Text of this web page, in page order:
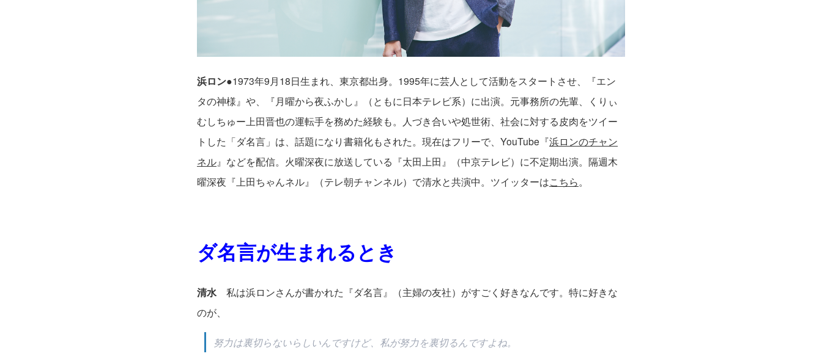
浜ロン●1973年9月18日生まれ、東京都出身。1995年に芸人として活動をスタートさせ、『エン
タの神様』や、『月曜から夜ふかし』（ともに日本テレビ系）に出演。元事務所の先輩、くりぃ
むしちゅー上田晋也の運転手を務めた経験も。人づき合いや処世術、社会に対する皮肉をツイー
トした「ダ名言」は、話題になり書籍化もされた。現在はフリーで、YouTube『浜ロンのチャン
ネル』などを配信。火曜深夜に放送している『太田上田』（中京テレビ）に不定期出演。隔週木
曜深夜『上田ちゃんネル』（テレ朝チャンネル）で清水と共演中。ツイッターはこちら。
ダ名言が生まれるとき
清水 私は浜ロンさんが書かれた『ダ名言』（主婦の友社）がすごく好きなんです。特に好きな
のが、
努力は裏切らないらしいんですけど、私が努力を裏切るんですよね。